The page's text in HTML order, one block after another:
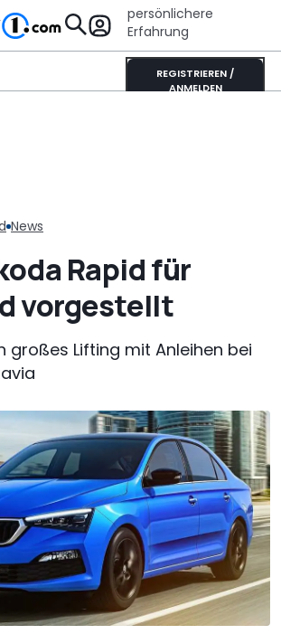
persönlichere
Erfahrung
REGISTRIEREN /
ANMELDEN
News
Rapid für
vorgestellt
großes Lifting mit Anleihen bei